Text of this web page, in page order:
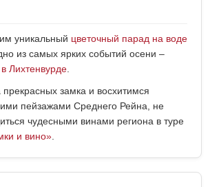
уникальный цветочный парад на воде
из самых ярких событий осени –
Лихтенвурде
замка и восхитимся
пейзажами Среднего Рейна, не
чудесными винами региона в туре
и вино»